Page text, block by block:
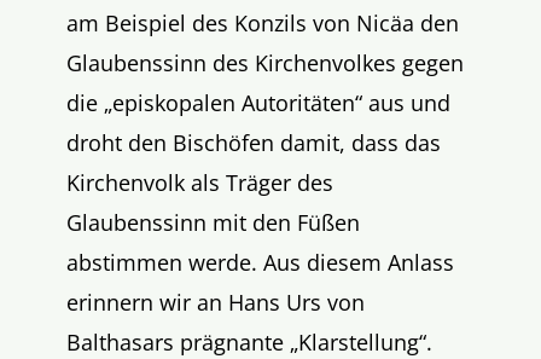
am Beispiel des Konzils von Nicäa den
Glaubenssinn des Kirchenvolkes gegen
die „episkopalen Autoritäten“ aus und
droht den Bischöfen damit, dass das
Kirchenvolk als Träger des
Glaubenssinn mit den Füßen
abstimmen werde. Aus diesem Anlass
erinnern wir an Hans Urs von
Balthasars prägnante „Klarstellung“.